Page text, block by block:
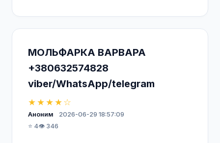
МОЛЬФАРКА ВАРВАРА
+380632574828
viber/WhatsApp/telegram
★★★★☆
Аноним
2026-06-29 18:57:09
⭐ 4👁️ 346